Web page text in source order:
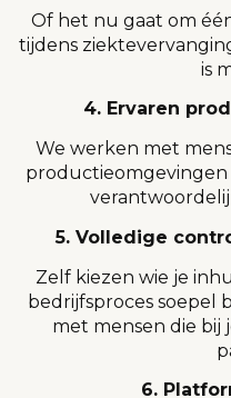
Of het nu gaat om
tijdens
is
4. Ervaren
We werken met
productieomgevingen
5. Volledige
Zelf kiezen wie je
bedrijfsproces soepel
met mensen die bij
6.